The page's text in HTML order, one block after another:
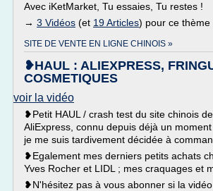
Avec iKetMarket, Tu essaies, Tu restes !
→ 3 Vidéos (et 19 Articles) pour ce thème
SITE DE VENTE EN LIGNE CHINOIS »
❥HAUL : ALIEXPRESS,
COSMETIQUES
voir la vidéo
❥Petit HAUL / crash test du site chinois
AliExpress, connu depuis déjà un
je me suis tardivement décidée à
❥Egalement mes derniers petits achats
Yves Rocher et LIDL ; mes craquages et
❥N'hésitez pas à vous abonner si la